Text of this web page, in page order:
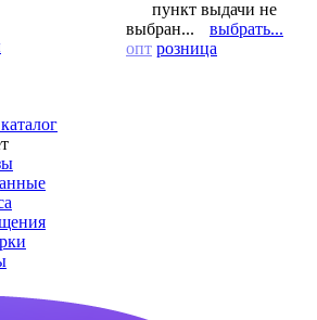
пункт выдачи не
выбран...
выбрать...
опт розница